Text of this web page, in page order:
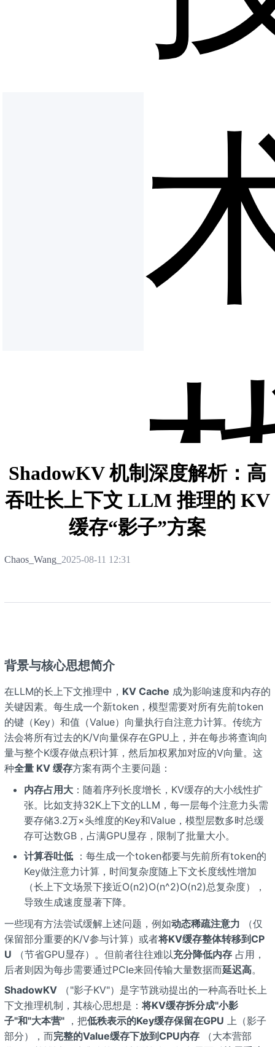
ShadowKV 机制深度解析：高
吞吐长上下文 LLM 推理的 KV
缓存“影子”方案
Chaos_Wang_ 2025-08-11 12:31
背景与核心思想简介
在LLM的长上下文推理中， KV Cache 成为影响速度和内存的
关键因素。每生成一个新token，模型需要对所有先前token
的键（Key）和值（Value）向量执行自注意力计算。传统方
法会将所有过去的K/V向量保存在GPU上，并在每步将查询向
量与整个K缓存做点积计算，然后加权累加对应的V向量。这
种全量 KV 缓存方案有两个主要问题：
内存占用大：随着序列长度增长，KV缓存的大小线性扩
张。比如支持32K上下文的LLM，每一层每个注意力头需
要存储3.2万×头维度的Key和Value，模型层数多时总缓
存可达数GB，占满GPU显存，限制了批量大小。
计算吞吐低：每生成一个token都要与先前所有token的
Key做注意力计算，时间复杂度随上下文长度线性增加
（长上下文场景下接近O(n2)O(n^2)O(n2)总复杂度），
导致生成速度显著下降。
一些现有方法尝试缓解上述问题，例如动态稀疏注意力 （仅
保留部分重要的K/V参与计算）或者将KV缓存整体转移到CP
U （节省GPU显存）。但前者往往难以充分降低内存占用，
后者则因为每步需要通过PCIe来回传输大量数据而延迟高。
ShadowKV（"影子KV"）是字节跳动提出的一种高吞吐长上
下文推理机制，其核心思想是：将KV缓存拆分成"小影
子"和"大本营"，把低秩表示的Key缓存保留在GPU 上（影子
部分），而完整的Value缓存下放到CPU内存（大本营部